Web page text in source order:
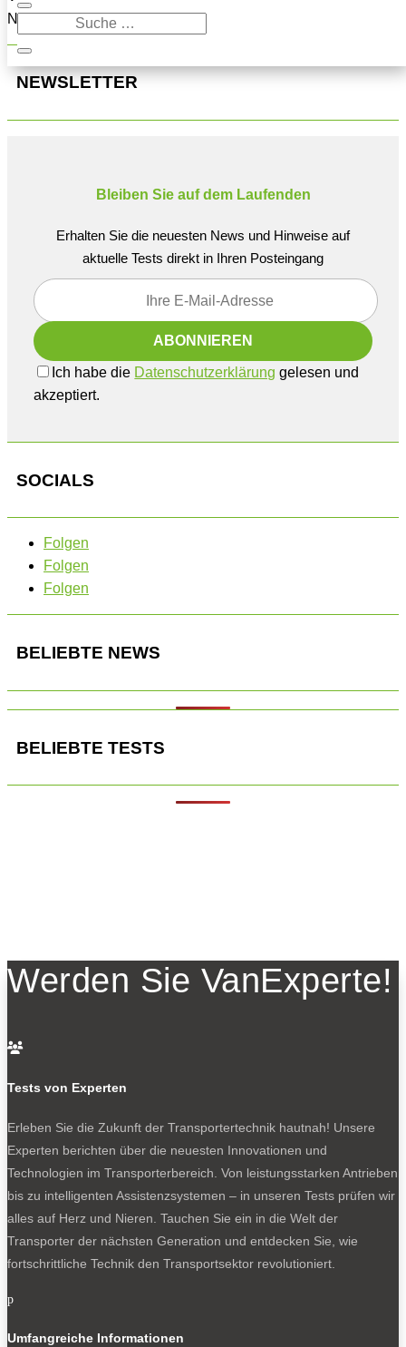
Navigation oben, um den Beitrag zu finden.
NEWSLETTER
Bleiben Sie auf dem Laufenden
Erhalten Sie die neuesten News und Hinweise auf
aktuelle Tests direkt in Ihren Posteingang
Ich habe die Datenschutzerklärung gelesen und
akzeptiert.
SOCIALS
Folgen
Folgen
Folgen
BELIEBTE NEWS
BELIEBTE TESTS
Werden Sie VanExperte!

Tests von Experten
Erleben Sie die Zukunft der Transportertechnik hautnah! Unsere
Experten berichten über die neuesten Innovationen und
Technologien im Transporterbereich. Von leistungsstarken Antrieben
bis zu intelligenten Assistenzsystemen – in unseren Tests prüfen wir
alles auf Herz und Nieren. Tauchen Sie ein in die Welt der
Transporter der nächsten Generation und entdecken Sie, wie
fortschrittliche Technik den Transportsektor revolutioniert.
p
Umfangreiche Informationen